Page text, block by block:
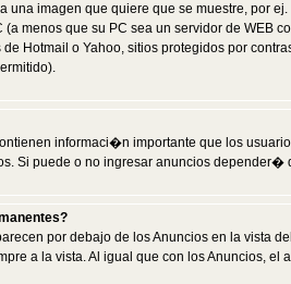
una imagen que quiere que se muestre, por
(a menos que su PC sea un servidor de
Hotmail o Yahoo, sitios protegidos por
informaci�n importante que los
Si puede o no ingresar anuncios
por debajo de los Anuncios en la
a la vista. Al igual que con los Anuncios,